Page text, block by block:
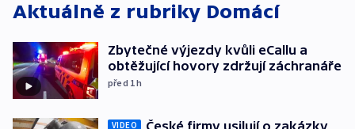
Aktuálně z rubriky Domácí
Zbytečné výjezdy kvůli eCallu a
obtěžující hovory zdržují záchranáře
před 1h
VIDEO
České firmy usilují o zakázky